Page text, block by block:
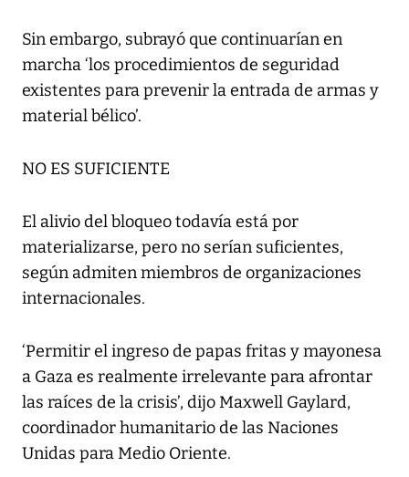
Sin embargo, subrayó que continuarían en
marcha ‘los procedimientos de seguridad
existentes para prevenir la entrada de armas y
material bélico’.
NO ES SUFICIENTE
El alivio del bloqueo todavía está por
materializarse, pero no serían suficientes,
según admiten miembros de organizaciones
internacionales.
‘Permitir el ingreso de papas fritas y mayonesa
a Gaza es realmente irrelevante para afrontar
las raíces de la crisis’, dijo Maxwell Gaylard,
coordinador humanitario de las Naciones
Unidas para Medio Oriente.